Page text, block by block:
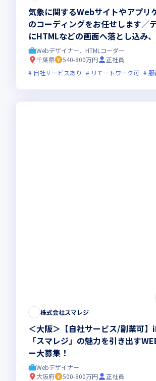
気象に関するWebサイトやアプリ
のコーディングをお任せします／
にHTMLなどの画面へ落とし込み
質管理に携わっていただきます
Webデザイナー、HTMLコーダー
千葉県
540-800万円
正社員
自社サービスあり
リモートワーク可 服
株式会社スマレジ
＜大阪＞【自社サービス/副業可
「スマレジ」の魅力を引き出す
ー大募集！
Webデザイナー
大阪府
500-800万円
正社員